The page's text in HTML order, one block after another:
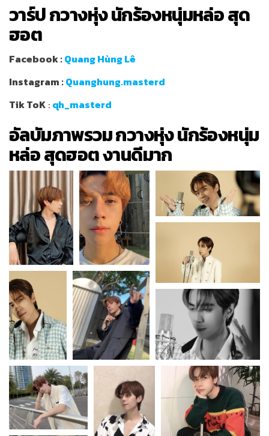
วาร์ป กวางหุ่ง นักร้องหนุ่มหล่อ สุด
ฮอต
Facebook :Quang Hùng Lê
Instagram :Quanghung.masterd
Tik ToK : qh_masterd
อัลบัมภาพรวม กวางหุ่ง นักร้องหนุ่ม
หล่อ สุดฮอต งานดีมาก